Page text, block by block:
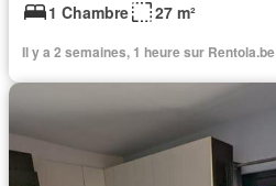
1 Chambre
27 m²
Il y a 2 semaines, 1 heure sur Rentola.be